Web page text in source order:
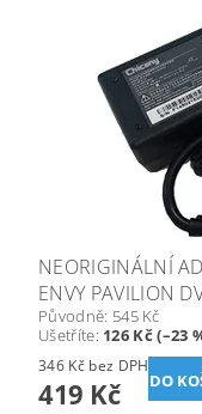
NEORIGINÁLNÍ
ENVY PAVILION
Původně: 545 Kč
Ušetříte: 126 Kč (–23
346 Kč bez DPH
419 Kč